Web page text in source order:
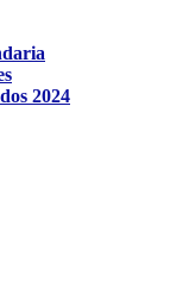
2024